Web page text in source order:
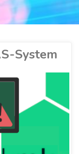
System